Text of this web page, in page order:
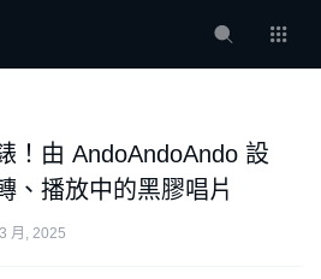
！由 AndoAndoAndo 設
、播放中的黑膠唱片
月, 2025